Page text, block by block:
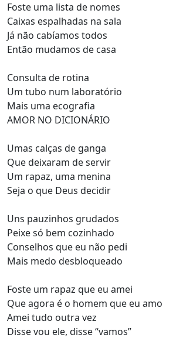
Foste uma lista de nomes
Caixas espalhadas na sala
Já não cabíamos todos
Então mudamos de casa
Consulta de rotina
Um tubo num laboratório
Mais uma ecografia
AMOR NO DICIONÁRIO
Umas calças de ganga
Que deixaram de servir
Um rapaz, uma menina
Seja o que Deus decidir
Uns pauzinhos grudados
Peixe só bem cozinhado
Conselhos que eu não pedi
Mais medo desbloqueado
Foste um rapaz que eu amei
Que agora é o homem que eu amo
Amei tudo outra vez
Disse vou ele, disse “vamos”